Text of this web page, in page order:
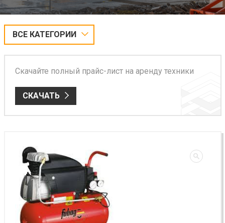
ВСЕ КАТЕГОРИИ
Скачайте полный прайс-лист на аренду техники
СКАЧАТЬ